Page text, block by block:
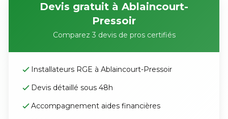
Devis gratuit à Ablaincourt-
Pressoir
Comparez 3 devis de pros certifiés
Installateurs RGE à Ablaincourt-Pressoir
Devis détaillé sous 48h
Accompagnement aides financières